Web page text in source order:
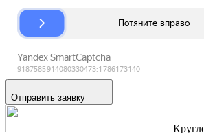
Отправить заявку